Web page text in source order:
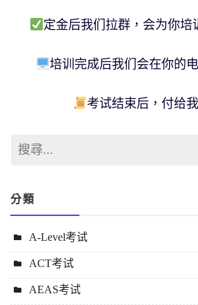
定金后我们拉群，会为你培
培训完成后我们会在你的
考试结束后，付给
分類
A-Level考试
ACT考试
AEAS考试